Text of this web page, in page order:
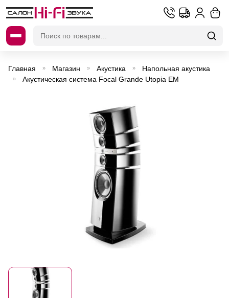
Главная » Магазин » Акустика » Напольная акустика
» Акустическая система Focal Grande Utopia EM